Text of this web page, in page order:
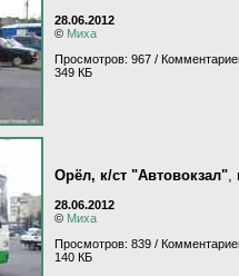
28.06.2012
© Миха
Просмотров: 967 /
349 КБ
Орёл, к/ст "Автовокзал"
28.06.2012
© Миха
Просмотров: 839 /
140 КБ